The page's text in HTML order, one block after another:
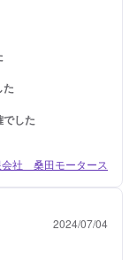
た
でした
会社 桑田モータース
2024/07/04